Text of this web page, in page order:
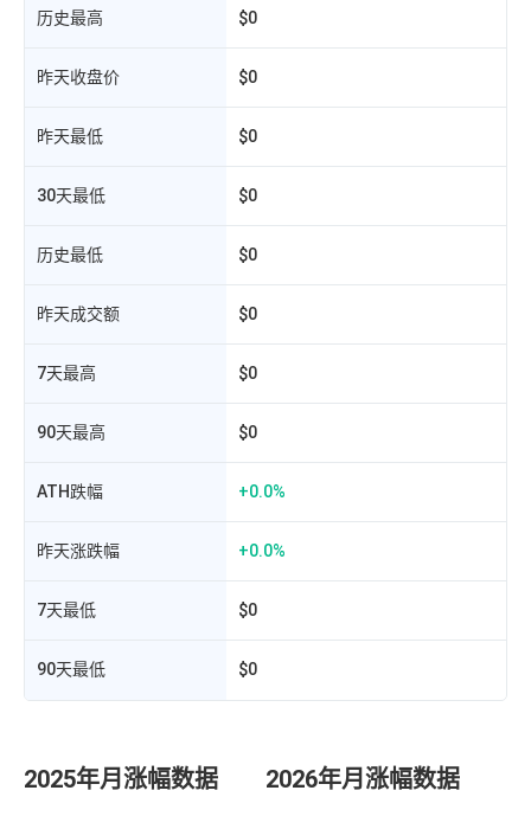
历史最高 $0
昨天收盘价 $0
昨天最低 $0
30天最低 $0
历史最低 $0
昨天成交额 $0
7天最高 $0
90天最高 $0
ATH跌幅 +0.0%
昨天涨跌幅 +0.0%
7天最低 $0
90天最低 $0
2025年月涨幅数据 2026年月涨幅数据